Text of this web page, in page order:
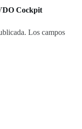
Cockpit
Los campos